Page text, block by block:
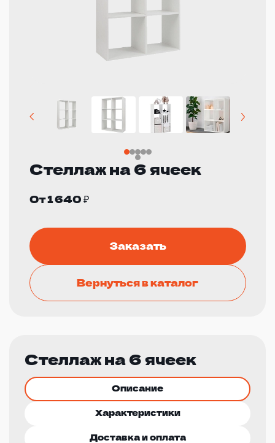
Стеллаж на 6 ячеек
От 1 640 ₽
Заказать
Вернуться в каталог
Стеллаж на 6 ячеек
Описание
Характеристики
Доставка и оплата